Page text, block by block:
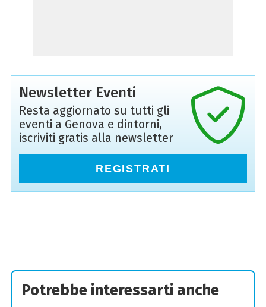
Newsletter Eventi
Resta aggiornato su tutti gli
eventi a Genova e dintorni,
iscriviti gratis alla newsletter
REGISTRATI
Potrebbe interessarti anche